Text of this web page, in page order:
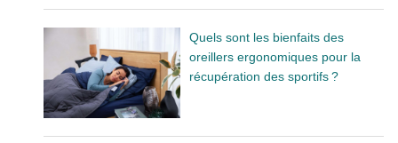
Quels sont les bienfaits des
oreillers ergonomiques pour la
récupération des sportifs ?